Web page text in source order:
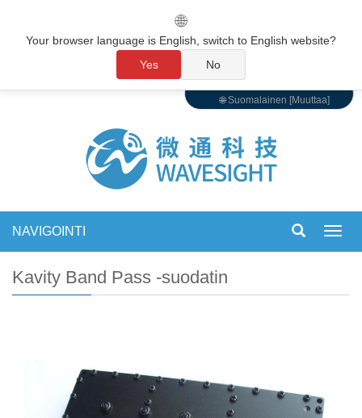
🌐 Suomalainen [Muuttaa]
NAVIGOINTI
Kavity Band Pass -suodatin
🌐
Your browser language is English, switch to English website?
Yes
No